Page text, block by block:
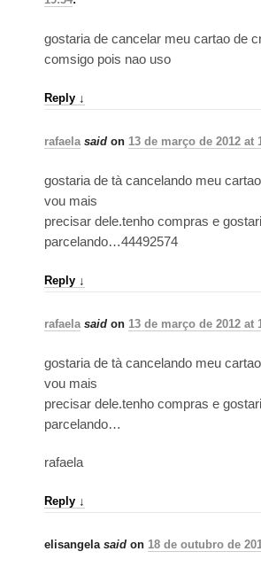
gostaria de cancelar meu cartao de
comsigo pois nao uso
Reply ↓
rafaela said on 13 de março de 2012 at
gostaria de tà cancelando meu
vou mais
precisar dele.tenho compras e
parcelando…44492574
Reply ↓
rafaela said on 13 de março de 2012 at
gostaria de tà cancelando meu
vou mais
precisar dele.tenho compras e
parcelando…
rafaela
Reply ↓
elisangela said on 18 de outubro de